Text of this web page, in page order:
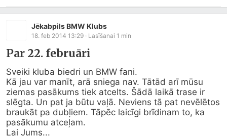
Jēkabpils BMW Klubs
18. feb 2014 13:29 · Lasīšanai 1 min
Par 22. februāri
Sveiki kluba biedri un BMW fani.
Kā jau var manīt, arā sniega nav. Tātād arī mūsu
ziemas pasākums tiek atcelts. Šādā laikā trase ir
slēgta. Un pat ja būtu vaļā. Neviens tā pat nevēlētos
braukāt pa dubļiem. Tāpēc laicīgi brīdinam to, ka
pasākumu atceļam.
Lai Jums...